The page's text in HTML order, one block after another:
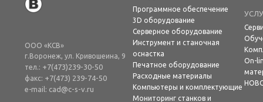
ООО «КСВ»
г.Воронеж, ул. Кривошеина, 9
тел.: +7(473)239-30-50
факс: +7(473) 239-74-50
e-mail: cad@c-s-v.ru
Программное обеспечение
3D оборудование
Серверное оборудование
Инструмент и станочная
оснастка
Печатное оборудование
Расходные материалы
Компьютеры и комплектующие
Мониторинг станков и
On-